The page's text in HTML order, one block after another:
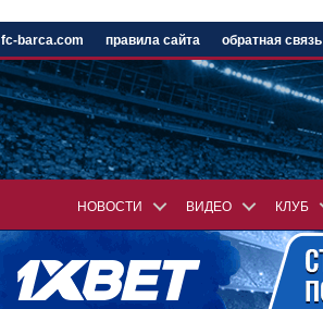
fc-barca.com правила сайта обратная связь
НОВОСТИ ВИДЕО КЛУБ